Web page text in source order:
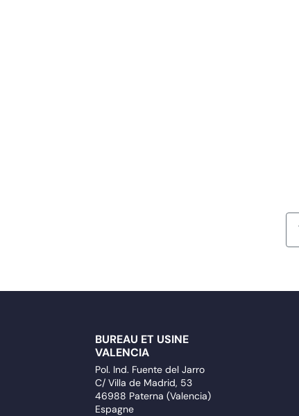
BUREAU ET USINE
VALENCIA
Pol. Ind. Fuente del Jarro
C/ Villa de Madrid, 53
46988 Paterna (Valencia)
Espagne